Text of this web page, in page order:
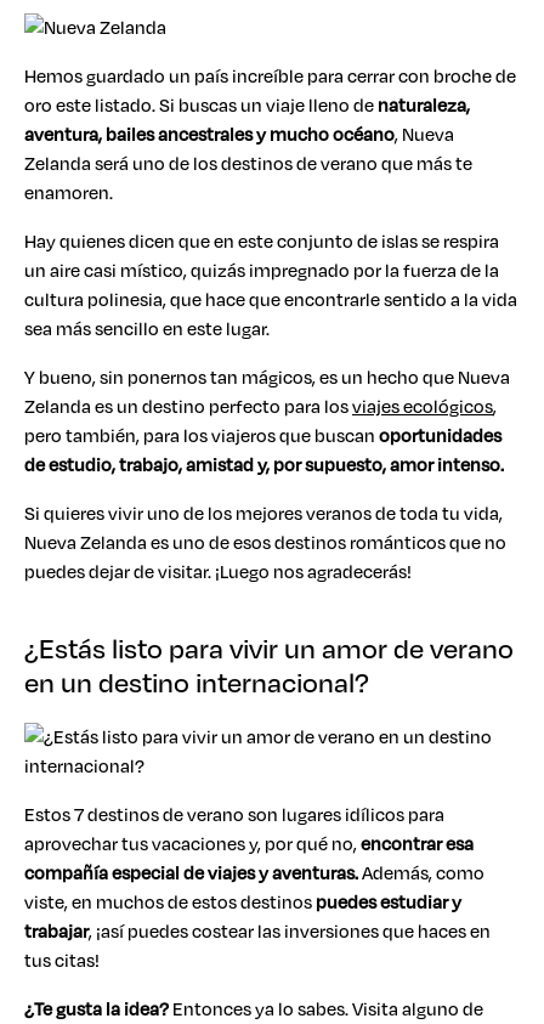
Hemos guardado un país increíble para cerrar con broche de
oro este listado. Si buscas un viaje lleno denaturaleza,
aventura, bailes ancestrales y mucho océano, Nueva
Zelanda será uno de los destinos de verano que más te
enamoren.
Hay quienes dicen que en este conjunto de islas se respira
un aire casi místico, quizás impregnado por la fuerza de la
cultura polinesia, que hace que encontrarle sentido a la vida
sea más sencillo en este lugar.
Y bueno, sin ponernos tan mágicos, es un hecho que Nueva
Zelanda es un destino perfecto para losviajes ecológicos,
pero también, para los viajeros que buscanoportunidades
de estudio, trabajo, amistad y, por supuesto, amor intenso.
Si quieres vivir uno de los mejores veranos de toda tu vida,
Nueva Zelanda es uno de esos destinos románticos que no
puedes dejar de visitar. ¡Luego nos agradecerás!
¿Estás listo para vivir un amor de verano
en un destino internacional?
Estos 7 destinos de verano son lugares idílicos para
aprovechar tus vacaciones y, por qué no,encontrar esa
compañía especial de viajes y aventuras.Además, como
viste, en muchos de estos destinospuedes estudiar y
trabajar, ¡así puedes costear las inversiones que haces en
tus citas!
¿Te gusta la idea?Entonces ya lo sabes. Visita alguno de